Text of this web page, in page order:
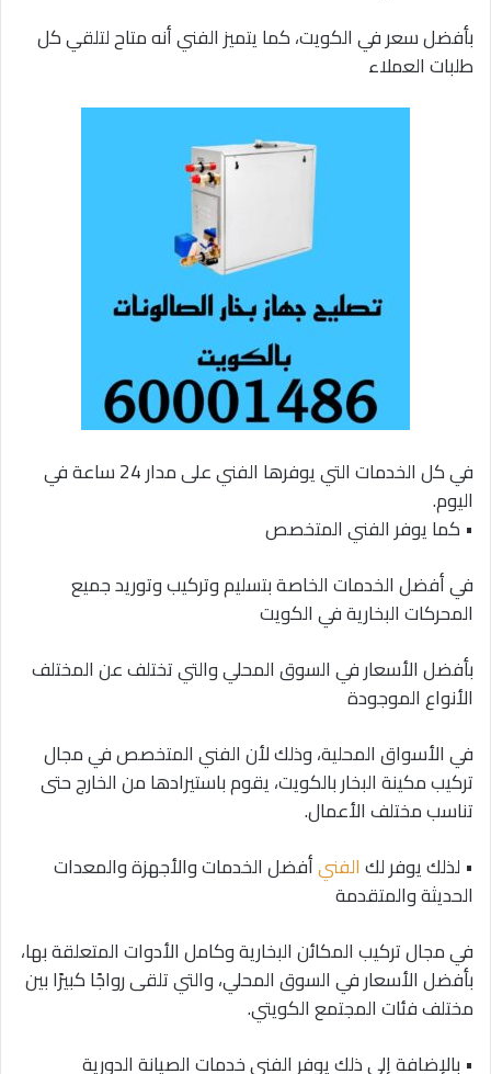
بأفضل سعر في الكويت، كما يتميز الفني أنه متاح لتلقي كل
طلبات العملاء
في كل الخدمات التي يوفرها الفني على مدار 24 ساعة في
اليوم.
• كما يوفر الفني المتخصص
في أفضل الخدمات الخاصة بتسليم وتركيب وتوريد جميع
المحركات البخارية في الكويت
بأفضل الأسعار في السوق المحلي والتي تختلف عن المختلف
الأنواع الموجودة
في الأسواق المحلية، وذلك لأن الفني المتخصص في مجال
تركيب مكينة البخار بالكويت، يقوم باستيرادها من الخارج حتى
تناسب مختلف الأعمال.
• لذلك يوفر لكالفنيأفضل الخدمات والأجهزة والمعدات
الحديثة والمتقدمة
في مجال تركيب المكائن البخارية وكامل الأدوات المتعلقة بها،
بأفضل الأسعار في السوق المحلي، والتي تلقى رواجًا كبيرًا بين
مختلف فئات المجتمع الكويتي.
• بالإضافة إلى ذلك يوفر الفني خدمات الصيانة الدورية